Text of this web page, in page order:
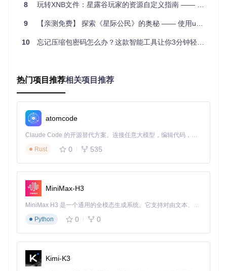
联系不上。他导入公司常用密码字典（包含项目编号、公司成
场景二：留学生的论文拯救
在美国留学的小王发现毕业答辩的PPT压缩包密码忘记了，里
面有导师的修改意见。他先用工具的"常用密码速测"功能，5分
钟就试出了密码——竟然是自己的学号！
场景三：特殊情况处理
老家电话有关，但记不清具体数字。她使用工具的"模糊匹
配"功能，设置"前四位是区号010-，后四位是任意数字"的规
则，半小时后成功解锁了珍贵回忆。
进阶技巧：让破解效率提升300%
包含常用密码变体：如"Password123"的大小写变化、数
字替换（o→0，i→1）
8 玩转XNB文件：星露谷玩家的资源自定义指南 —— 三步掌握XNB文件解包与打包技巧
9 【亲测免费】 探索《星际公民》的奥秘 —— 使用unp4k解锁.p4k文件的神秘世界
10 忘记压缩包密码怎么办？这款智能工具让你3分钟轻松解锁
热门项目推荐相关项目推荐
atomcode
Claude Code 的开源替代方案。连接任意大模型，编辑代码，运行命令，自动验证 — 全自动执行。用 Rust 构建，极致性能。 ｜ An open-source alternative to Claude Code. Connect any LLM, edit code, run commands, and verify changes — autonomously. Built in Rust for speed. Get Started
Rust
0 535
MiniMax-H3
MiniMax H3 是一个通用的全模态生成系统。它支持对由文本、图像、视频和音频组成的多模态上下文进行统一理解，并能生成分辨率高达 2K、时长可达 15 秒的带原生立体声音频的视频。得益于面向任务泛化的系统设计，H3 在预训练阶段就已具备广泛的多模态上下文理解与生成能力，能够出色地执行复杂的多模态指令。
Python
0 0
Kimi-K3